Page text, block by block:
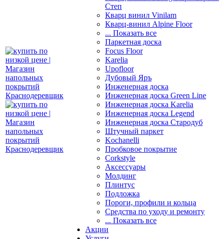
Степ
Кварц винил Vinilam
Кварц-винил Alpine Floor
... Показать все
Паркетная доска
Focus Floor
Karelia
Upofloor
Дубовый Яръ
Инженерная доска
Инженерная доска Green Line
Инженерная доска Karelia
Инженерная доска Legend
Инженерная доска Стародуб
Штучный паркет
Kochanelli
Пробковое покрытие
Corkstyle
Аксессуары
Молдинг
Плинтус
Подложка
Пороги, профили и кольца
Средства по уходу и ремонту
... Показать все
Акции